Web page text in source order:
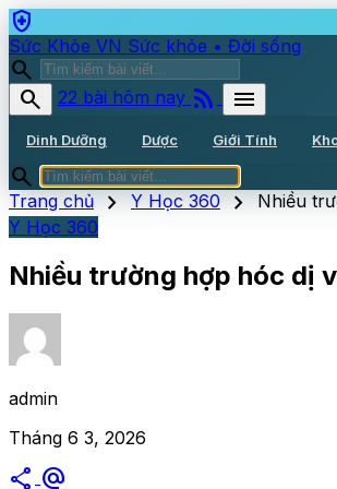
health_and_safety
Sức Khỏe VN Sức khỏe • Đời sống
search
search
22 bài hôm nay rss_feed menu
Dinh Dưỡng Dược Giới Tính
search
Trang chủ chevron_right Y Học 360 chevron_right Nhiều
Y Học 360
Nhiều trường hợp hóc dị
admin
Tháng 6 3, 2026
share alternate_email